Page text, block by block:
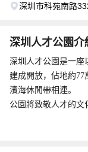
深圳市科苑南路
深圳人才公園介
深圳人才公園是一座
建成開放，佔地約
濱海休閒帶相連。
公園將致敬人才的文
有看點：π橋以刻有